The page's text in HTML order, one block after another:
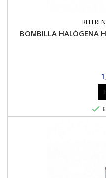
BOMBILLA HALÓGENA
